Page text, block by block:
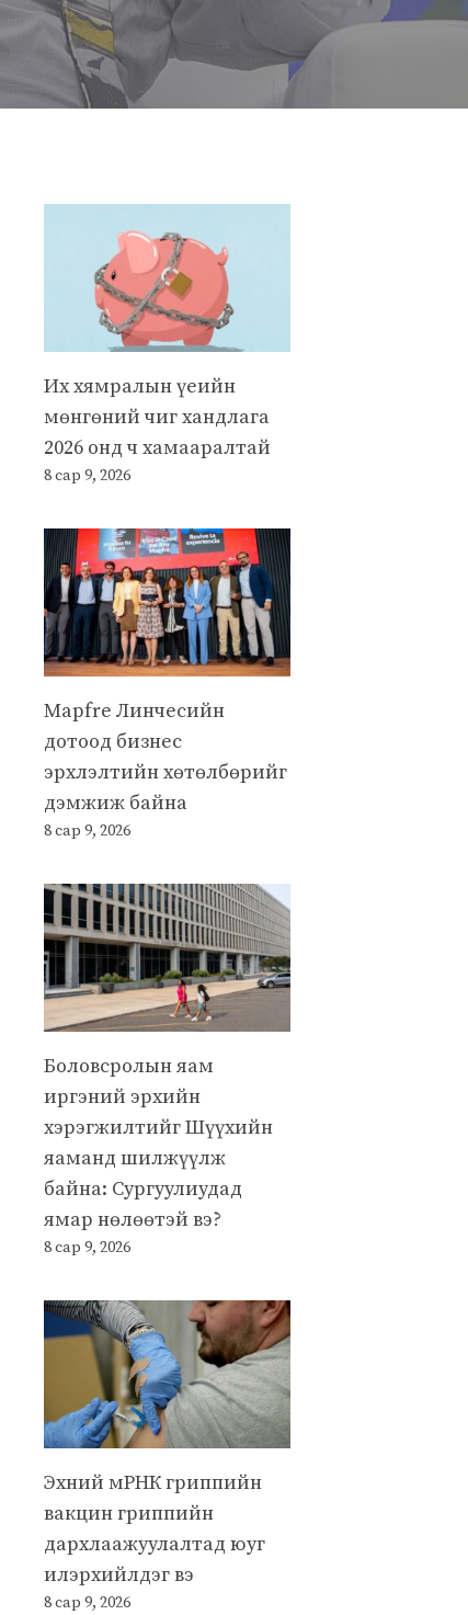
Их хямралын үеийн
мөнгөний чиг хандлага
2026 онд ч хамааралтай
8 сар 9, 2026
Mapfre Линчесийн
дотоод бизнес
эрхлэлтийн хөтөлбөрийг
дэмжиж байна
8 сар 9, 2026
Боловсролын яам
иргэний эрхийн
хэрэгжилтийг Шүүхийн
яаманд шилжүүлж
байна: Сургуулиудад
ямар нөлөөтэй вэ?
8 сар 9, 2026
Эхний мРНК гриппийн
вакцин гриппийн
дархлаажуулалтад юуг
илэрхийлдэг вэ
8 сар 9, 2026